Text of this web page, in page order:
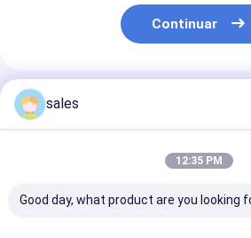
Continuar
Productos Recomendados
sales
12:35 PM
Good day, what product are you looking